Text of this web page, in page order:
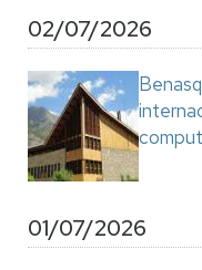
02/07/2026
01/07/2026